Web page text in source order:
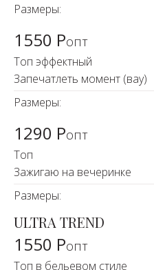
Размеры:
1550 Ропт
Топ эффектный
Запечатлеть момент (вау)
Размеры:
1290 Ропт
Топ
Зажигаю на вечеринке
Размеры:
ULTRA TREND
1550 Ропт
Топ в бельевом стиле